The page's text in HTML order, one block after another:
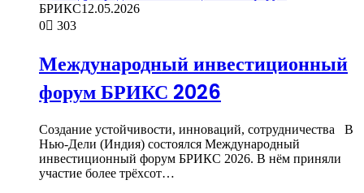
БРИКС12.05.2026
0
303
Международный инвестиционный
форум БРИКС 2026
Создание устойчивости, инноваций, сотрудничества В
Нью-Дели (Индия) состоялся Международный
инвестиционный форум БРИКС 2026. В нём приняли
участие более трёхсот…